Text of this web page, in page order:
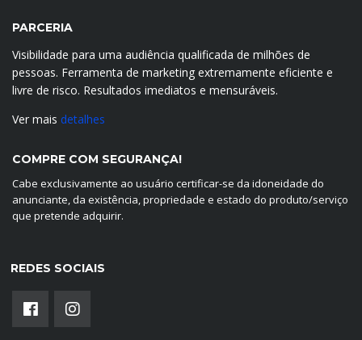
PARCERIA
Visibilidade para uma audiência qualificada de milhões de
pessoas. Ferramenta de marketing extremamente eficiente e
livre de risco. Resultados imediatos e mensuráveis.
Ver mais detalhes
COMPRE COM SEGURANÇA!
Cabe exclusivamente ao usuário certificar-se da idoneidade do
anunciante, da existência, propriedade e estado do produto/serviço
que pretende adquirir.
REDES SOCIAIS